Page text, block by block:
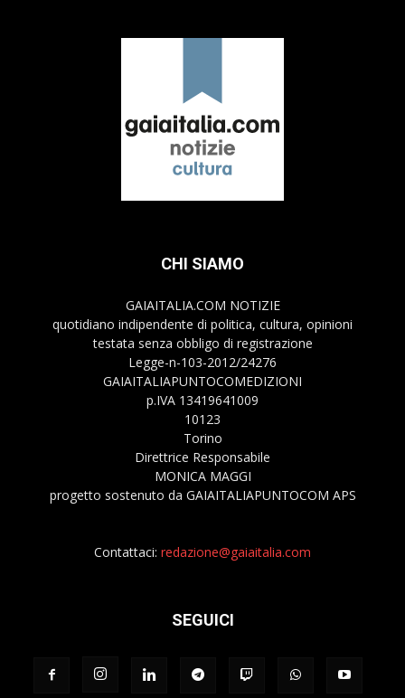
CHI SIAMO
GAIAITALIA.COM NOTIZIE
quotidiano indipendente di politica, cultura, opinioni
testata senza obbligo di registrazione
Legge-n-103-2012/24276
GAIAITALIAPUNTOCOMEDIZIONI
p.IVA 13419641009
10123
Torino
Direttrice Responsabile
MONICA MAGGI
progetto sostenuto da GAIAITALIAPUNTOCOM APS
Contattaci: redazione@gaiaitalia.com
SEGUICI